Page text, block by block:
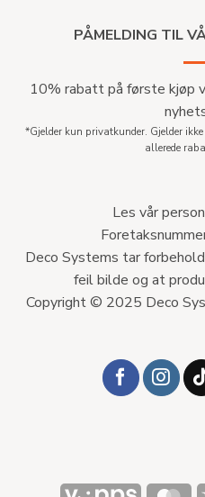
PÅMELDING TIL
10% rabatt på første kjøp
*Gjelder kun privatkunder. Gjelder
allerede
Les vår
Deco Systems tar
feil bilde og at
Copyright © 2025 Deco